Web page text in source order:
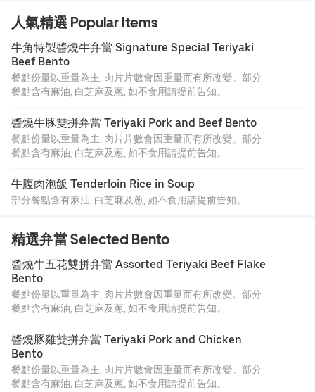
人氣精選 Popular Items
牛角特製醬燒牛弁當 Signature Special Teriyaki
Beef Bento
餐點份量以重量為主, 肉片片數會因重量而有所改變。部分
餐點含有麻油, 白芝麻及蔥, 如不食用請提前告知。
醬燒牛豚雙拼弁當 Teriyaki Pork and Beef Bento
餐點份量以重量為主, 肉片片數會因重量而有所改變。部分
餐點含有麻油, 白芝麻及蔥, 如不食用請提前告知。
牛腹肉泡飯 Tenderloin Rice in Soup
部分餐點含有麻油, 白芝麻及蔥, 如不食用請提前告知。
精選弁當 Selected Bento
醬燒牛五花雙拼弁當 Assorted Teriyaki Beef Flake
Bento
餐點份量以重量為主, 肉片片數會因重量而有所改變。部分
餐點含有麻油, 白芝麻及蔥, 如不食用請提前告知。
醬燒豚雞雙拼弁當 Teriyaki Pork and Chicken
Bento
餐點份量以重量為主, 肉片片數會因重量而有所改變。部分
餐點含有麻油, 白芝麻及蔥, 如不食用請提前告知。